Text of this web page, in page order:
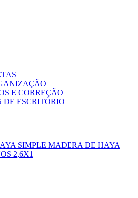
E CORREÇÃO
DE ESCRITÓRIO
SIMPLE MADERA DE HAYA
2,6X1